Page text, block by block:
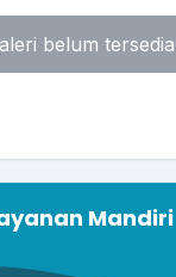
belum
Mandiri